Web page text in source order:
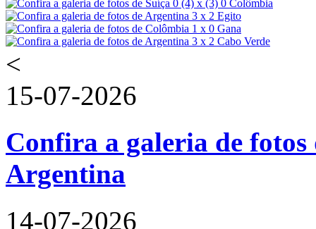
<
15-07-2026
Confira a galeria de
Argentina
14-07-2026